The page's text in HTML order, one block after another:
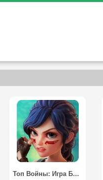
Топ Войны: Игра Битвы / Top War: Battle Game